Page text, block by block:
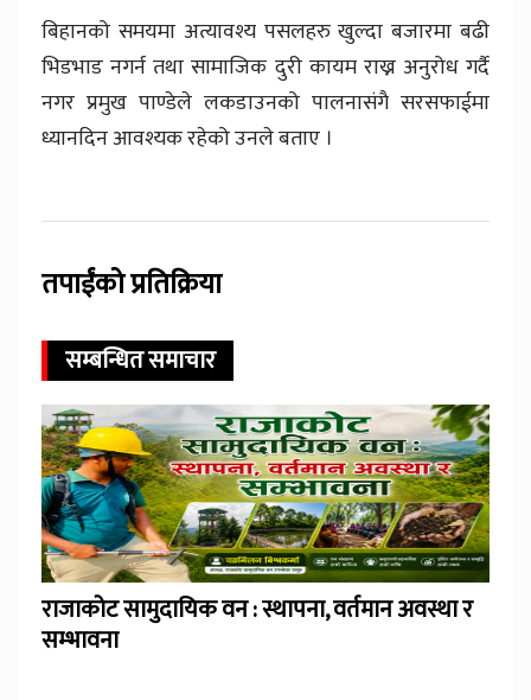
बिहानको समयमा अत्यावश्य पसलहरु खुल्दा बजारमा बढी
भिडभाड नगर्न तथा सामाजिक दुरी कायम राख्न अनुरोध गर्दै
नगर प्रमुख पाण्डेले लकडाउनको पालनासंगै सरसफाईमा
ध्यानदिन आवश्यक रहेको उनले बताए ।
तपाईंको प्रतिक्रिया
सम्बन्धित समाचार
राजाकोट सामुदायिक वन : स्थापना, वर्तमान अवस्था र
सम्भावना